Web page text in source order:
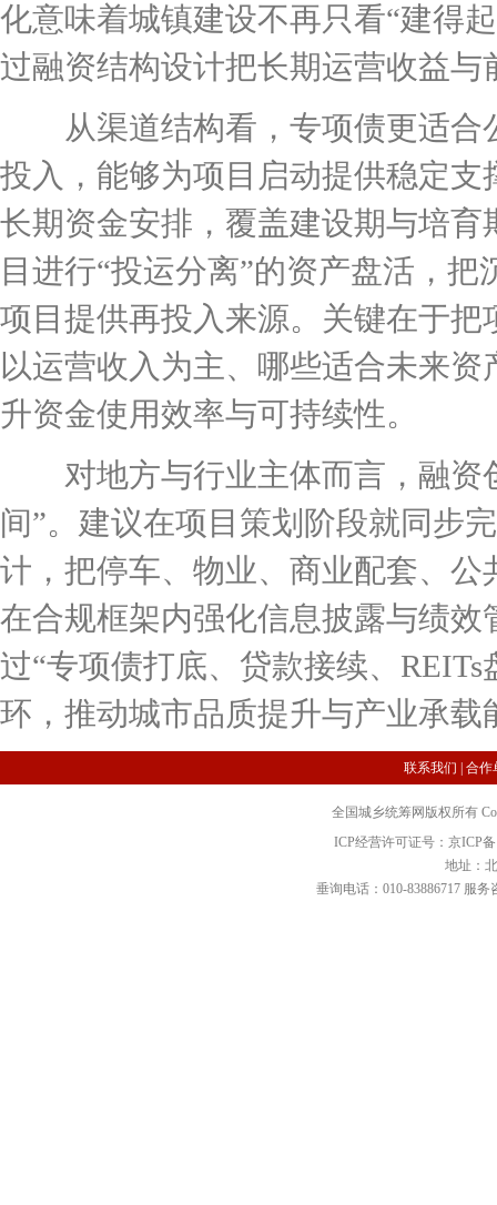
化意味着城镇建设不再只看“建得
过融资结构设计把长期运营收益
从渠道结构看，专项债更适合
投入，能够为项目启动提供稳定
长期资金安排，覆盖建设期与培
目进行“投运分离”的资产盘活，
项目提供再投入来源。关键在于
以运营收入为主、哪些适合未来
升资金使用效率与可持续性。
对地方与行业主体而言，融资
间”。建议在项目策划阶段就同步
计，把停车、物业、商业配套、
在合规框架内强化信息披露与绩
过“专项债打底、贷款接续、
环，推动城市品质提升与产业承载
联系我们 合作
全国城乡统筹网版权所有
ICP经营许可证号：京ICP备
地址：
垂询电话：010-83886717 服务